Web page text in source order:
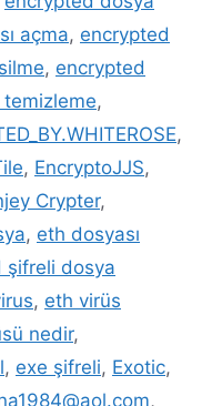
açma, encrypted
, encrypted
,
,
, EncryptoJJS,
Crypter,
, eth dosyası
şifreli dosya
, eth virüs
nedir,
, exe şifreli, Exotic,
,